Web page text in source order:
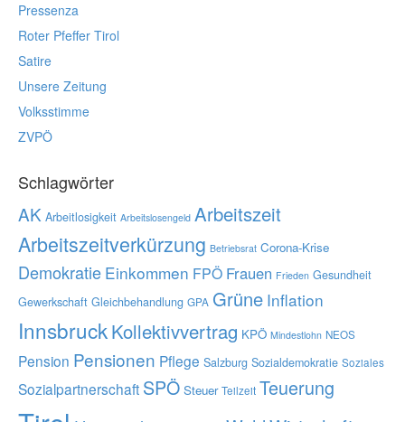
Pressenza
Roter Pfeffer Tirol
Satire
Unsere Zeitung
Volksstimme
ZVPÖ
Schlagwörter
AK Arbeitlosigkeit Arbeitslosengeld Arbeitszeit
Arbeitszeitverkürzung Betriebsrat Corona-Krise
Demokratie Einkommen FPÖ Frauen Frieden Gesundheit
Gewerkschaft Gleichbehandlung GPA Grüne Inflation
InnsbruckKollektivvertrag KPÖ Mindestlohn NEOS
Pension Pensionen Pflege Salzburg Sozialdemokratie Soziales
Sozialpartnerschaft SPÖ Steuer Teilzeit Teuerung